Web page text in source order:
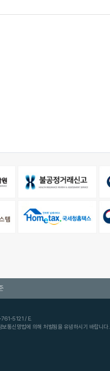
5121 / E.
통신망법에 의해 처벌됨을 유념하시기 바랍니다.